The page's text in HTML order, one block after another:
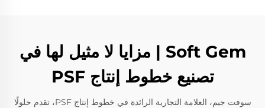
Soft Gem | مزايا لا مثيل لها في
تصنيع خطوط إنتاج PSF
سوفت جيم، العلامة التجارية الرائدة في خطوط إنتاج PSF، تقدم حلولًا